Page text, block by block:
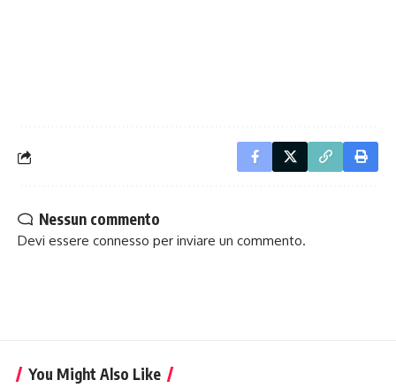
Nessun commento
Devi essere connesso per inviare un commento.
You Might Also Like